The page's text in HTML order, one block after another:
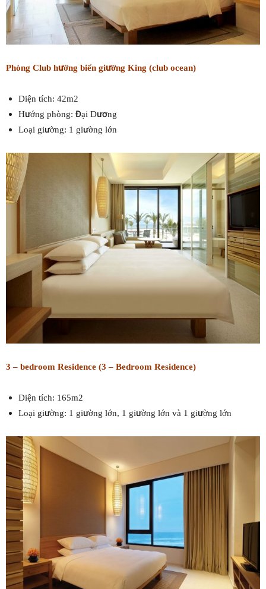
Phòng Club hướng biển giường King (club ocean)
Diện tích: 42m2
Hướng phòng: Đại Dương
Loại giường: 1 giường lớn
3 – bedroom Residence (3 – Bedroom Residence)
Diện tích: 165m2
Loại giường: 1 giường lớn, 1 giường lớn và 1 giường lớn